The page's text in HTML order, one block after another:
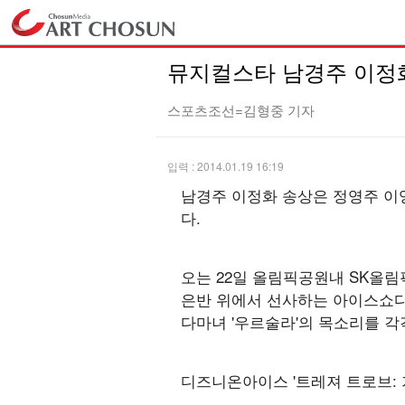
뮤지컬스타 남경주 이
스포츠조선=김형중 기자
입력 : 2014.01.19 16:19
남경주 이정화 송상은 정영주
다.
오는 22일 올림픽공원내 SK올
은반 위에서 선사하는 아이스쇼
다마녀 '우르술라'의 목소리를
디즈니온아이스 '트레져 트로브